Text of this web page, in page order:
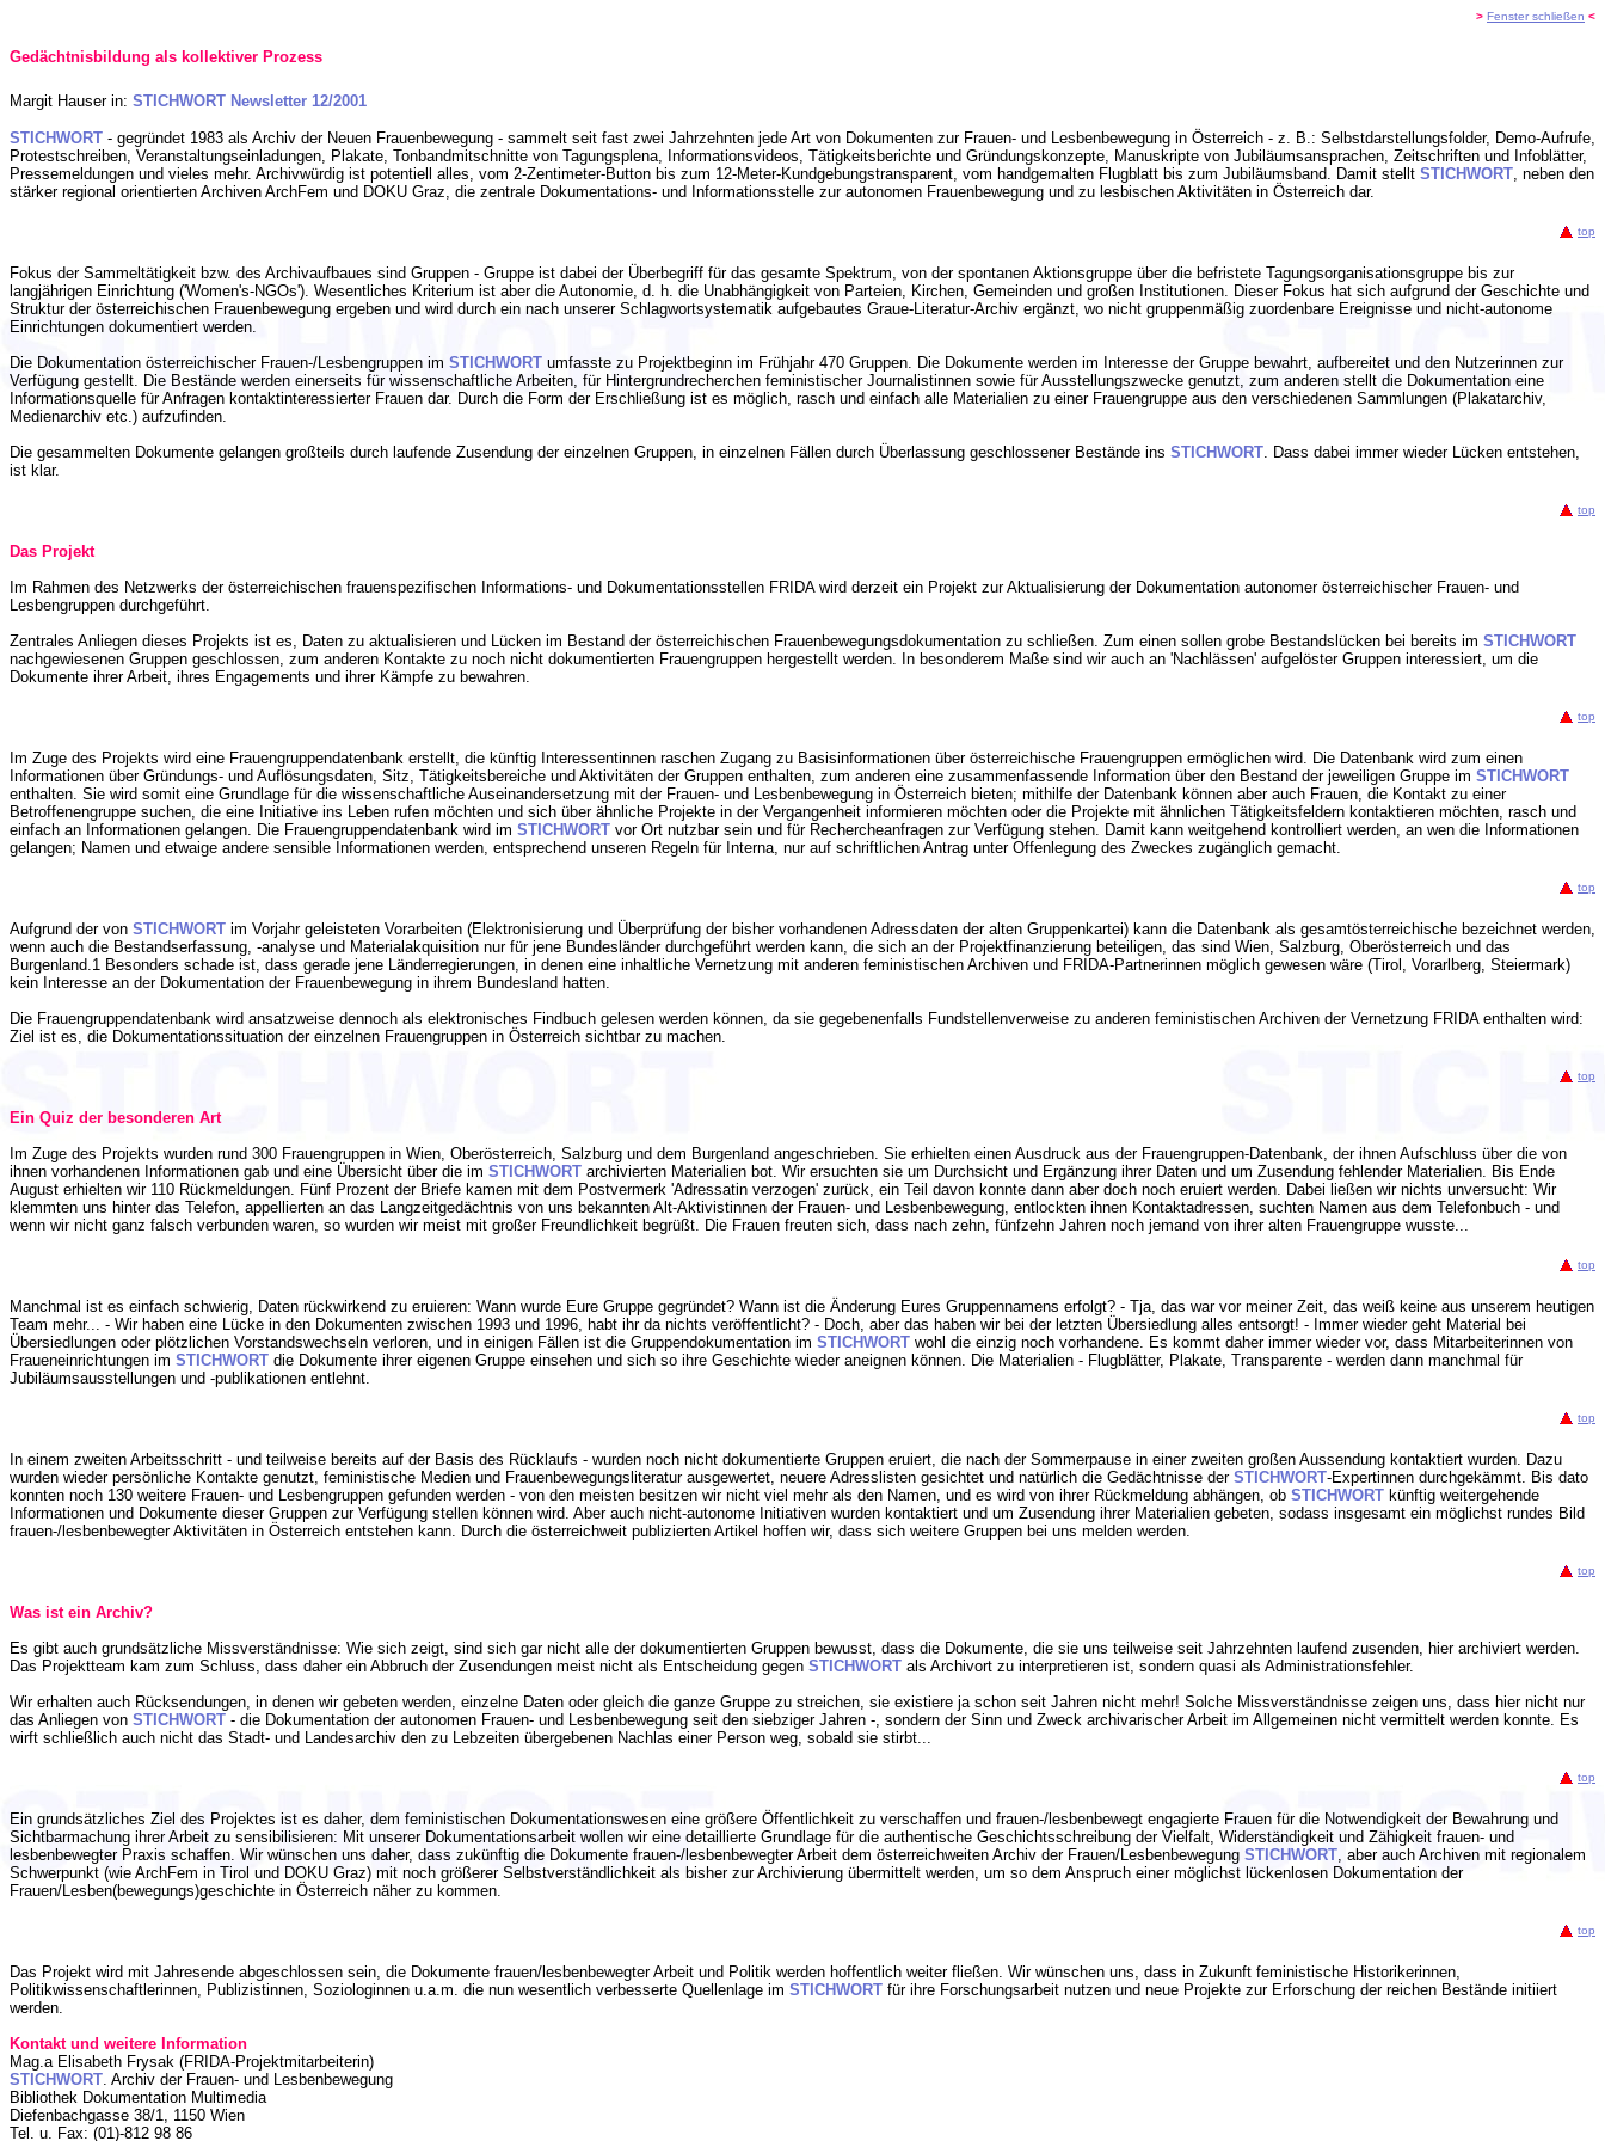
> Fenster schließen <
Gedächtnisbildung als kollektiver Prozess
Margit Hauser in: STICHWORT Newsletter 12/2001
STICHWORT - gegründet 1983 als Archiv der Neuen Frauenbewegung - sammelt seit fast zwei Jahrzehnten jede Art von Dokumenten zur Frauen- und Lesbenbewegung in Österreich - z. B.: Selbstdarstellungsfolder, Demo-Aufrufe,
Protestschreiben, Veranstaltungseinladungen, Plakate, Tonbandmitschnitte von Tagungsplena, Informationsvideos, Tätigkeitsberichte und Gründungskonzepte, Manuskripte von Jubiläumsansprachen, Zeitschriften und Infoblätter,
Pressemeldungen und vieles mehr. Archivwürdig ist potentiell alles, vom 2-Zentimeter-Button bis zum 12-Meter-Kundgebungstransparent, vom handgemalten Flugblatt bis zum Jubiläumsband. Damit stellt STICHWORT , neben den
stärker regional orientierten Archiven ArchFem und DOKU Graz, die zentrale Dokumentations- und Informationsstelle zur autonomen Frauenbewegung und zu lesbischen Aktivitäten in Österreich dar.
top
Fokus der Sammeltätigkeit bzw. des Archivaufbaues sind Gruppen - Gruppe ist dabei der Überbegriff für das gesamte Spektrum, von der spontanen Aktionsgruppe über die befristete Tagungsorganisationsgruppe bis zur
langjährigen Einrichtung ('Women's-NGOs'). Wesentliches Kriterium ist aber die Autonomie, d. h. die Unabhängigkeit von Parteien, Kirchen, Gemeinden und großen Institutionen. Dieser Fokus hat sich aufgrund der Geschichte und
Struktur der österreichischen Frauenbewegung ergeben und wird durch ein nach unserer Schlagwortsystematik aufgebautes Graue-Literatur-Archiv ergänzt, wo nicht gruppenmäßig zuordenbare Ereignisse und nicht-autonome
Einrichtungen dokumentiert werden.
Die Dokumentation österreichischer Frauen-/Lesbengruppen im STICHWORT umfasste zu Projektbeginn im Frühjahr 470 Gruppen. Die Dokumente werden im Interesse der Gruppe bewahrt, aufbereitet und den Nutzerinnen zur
Verfügung gestellt. Die Bestände werden einerseits für wissenschaftliche Arbeiten, für Hintergrundrecherchen feministischer Journalistinnen sowie für Ausstellungszwecke genutzt, zum anderen stellt die Dokumentation eine
Informationsquelle für Anfragen kontaktinteressierter Frauen dar. Durch die Form der Erschließung ist es möglich, rasch und einfach alle Materialien zu einer Frauengruppe aus den verschiedenen Sammlungen (Plakatarchiv,
Medienarchiv etc.) aufzufinden.
Die gesammelten Dokumente gelangen großteils durch laufende Zusendung der einzelnen Gruppen, in einzelnen Fällen durch Überlassung geschlossener Bestände ins STICHWORT . Dass dabei immer wieder Lücken entstehen,
ist klar.
top
Das Projekt
Im Rahmen des Netzwerks der österreichischen frauenspezifischen Informations- und Dokumentationsstellen FRIDA wird derzeit ein Projekt zur Aktualisierung der Dokumentation autonomer österreichischer Frauen- und
Lesbengruppen durchgeführt.
Zentrales Anliegen dieses Projekts ist es, Daten zu aktualisieren und Lücken im Bestand der österreichischen Frauenbewegungsdokumentation zu schließen. Zum einen sollen grobe Bestandslücken bei bereits im STICHWORT
nachgewiesenen Gruppen geschlossen, zum anderen Kontakte zu noch nicht dokumentierten Frauengruppen hergestellt werden. In besonderem Maße sind wir auch an 'Nachlässen' aufgelöster Gruppen interessiert, um die
Dokumente ihrer Arbeit, ihres Engagements und ihrer Kämpfe zu bewahren.
top
Im Zuge des Projekts wird eine Frauengruppendatenbank erstellt, die künftig Interessentinnen raschen Zugang zu Basisinformationen über österreichische Frauengruppen ermöglichen wird. Die Datenbank wird zum einen
Informationen über Gründungs- und Auflösungsdaten, Sitz, Tätigkeitsbereiche und Aktivitäten der Gruppen enthalten, zum anderen eine zusammenfassende Information über den Bestand der jeweiligen Gruppe im STICHWORT
enthalten. Sie wird somit eine Grundlage für die wissenschaftliche Auseinandersetzung mit der Frauen- und Lesbenbewegung in Österreich bieten; mithilfe der Datenbank können aber auch Frauen, die Kontakt zu einer
Betroffenengruppe suchen, die eine Initiative ins Leben rufen möchten und sich über ähnliche Projekte in der Vergangenheit informieren möchten oder die Projekte mit ähnlichen Tätigkeitsfeldern kontaktieren möchten, rasch und
einfach an Informationen gelangen. Die Frauengruppendatenbank wird im STICHWORT vor Ort nutzbar sein und für Rechercheanfragen zur Verfügung stehen. Damit kann weitgehend kontrolliert werden, an wen die Informationen
gelangen; Namen und etwaige andere sensible Informationen werden, entsprechend unseren Regeln für Interna, nur auf schriftlichen Antrag unter Offenlegung des Zweckes zugänglich gemacht.
top
Aufgrund der von STICHWORT im Vorjahr geleisteten Vorarbeiten (Elektronisierung und Überprüfung der bisher vorhandenen Adressdaten der alten Gruppenkartei) kann die Datenbank als gesamtösterreichische bezeichnet werden,
wenn auch die Bestandserfassung, -analyse und Materialakquisition nur für jene Bundesländer durchgeführt werden kann, die sich an der Projektfinanzierung beteiligen, das sind Wien, Salzburg, Oberösterreich und das
Burgenland.1 Besonders schade ist, dass gerade jene Länderregierungen, in denen eine inhaltliche Vernetzung mit anderen feministischen Archiven und FRIDA-Partnerinnen möglich gewesen wäre (Tirol, Vorarlberg, Steiermark)
kein Interesse an der Dokumentation der Frauenbewegung in ihrem Bundesland hatten.
Die Frauengruppendatenbank wird ansatzweise dennoch als elektronisches Findbuch gelesen werden können, da sie gegebenenfalls Fundstellenverweise zu anderen feministischen Archiven der Vernetzung FRIDA enthalten wird:
Ziel ist es, die Dokumentationssituation der einzelnen Frauengruppen in Österreich sichtbar zu machen.
top
Ein Quiz der besonderen Art
Im Zuge des Projekts wurden rund 300 Frauengruppen in Wien, Oberösterreich, Salzburg und dem Burgenland angeschrieben. Sie erhielten einen Ausdruck aus der Frauengruppen-Datenbank, der ihnen Aufschluss über die von
ihnen vorhandenen Informationen gab und eine Übersicht über die im STICHWORT archivierten Materialien bot. Wir ersuchten sie um Durchsicht und Ergänzung ihrer Daten und um Zusendung fehlender Materialien. Bis Ende
August erhielten wir 110 Rückmeldungen. Fünf Prozent der Briefe kamen mit dem Postvermerk 'Adressatin verzogen' zurück, ein Teil davon konnte dann aber doch noch eruiert werden. Dabei ließen wir nichts unversucht: Wir
klemmten uns hinter das Telefon, appellierten an das Langzeitgedächtnis von uns bekannten Alt-Aktivistinnen der Frauen- und Lesbenbewegung, entlockten ihnen Kontaktadressen, suchten Namen aus dem Telefonbuch - und
wenn wir nicht ganz falsch verbunden waren, so wurden wir meist mit großer Freundlichkeit begrüßt. Die Frauen freuten sich, dass nach zehn, fünfzehn Jahren noch jemand von ihrer alten Frauengruppe wusste...
top
Manchmal ist es einfach schwierig, Daten rückwirkend zu eruieren: Wann wurde Eure Gruppe gegründet? Wann ist die Änderung Eures Gruppennamens erfolgt? - Tja, das war vor meiner Zeit, das weiß keine aus unserem heutigen
Team mehr... - Wir haben eine Lücke in den Dokumenten zwischen 1993 und 1996, habt ihr da nichts veröffentlicht? - Doch, aber das haben wir bei der letzten Übersiedlung alles entsorgt! - Immer wieder geht Material bei
Übersiedlungen oder plötzlichen Vorstandswechseln verloren, und in einigen Fällen ist die Gruppendokumentation im STICHWORT wohl die einzig noch vorhandene. Es kommt daher immer wieder vor, dass Mitarbeiterinnen von
Fraueneinrichtungen im STICHWORT die Dokumente ihrer eigenen Gruppe einsehen und sich so ihre Geschichte wieder aneignen können. Die Materialien - Flugblätter, Plakate, Transparente - werden dann manchmal für
Jubiläumsausstellungen und -publikationen entlehnt.
top
In einem zweiten Arbeitsschritt - und teilweise bereits auf der Basis des Rücklaufs - wurden noch nicht dokumentierte Gruppen eruiert, die nach der Sommerpause in einer zweiten großen Aussendung kontaktiert wurden. Dazu
wurden wieder persönliche Kontakte genutzt, feministische Medien und Frauenbewegungsliteratur ausgewertet, neuere Adresslisten gesichtet und natürlich die Gedächtnisse der STICHWORT-Expertinnen durchgekämmt. Bis dato
konnten noch 130 weitere Frauen- und Lesbengruppen gefunden werden - von den meisten besitzen wir nicht viel mehr als den Namen, und es wird von ihrer Rückmeldung abhängen, ob STICHWORT künftig weitergehende
Informationen und Dokumente dieser Gruppen zur Verfügung stellen können wird. Aber auch nicht-autonome Initiativen wurden kontaktiert und um Zusendung ihrer Materialien gebeten, sodass insgesamt ein möglichst rundes Bild
frauen-/lesbenbewegter Aktivitäten in Österreich entstehen kann. Durch die österreichweit publizierten Artikel hoffen wir, dass sich weitere Gruppen bei uns melden werden.
top
Was ist ein Archiv?
Es gibt auch grundsätzliche Missverständnisse: Wie sich zeigt, sind sich gar nicht alle der dokumentierten Gruppen bewusst, dass die Dokumente, die sie uns teilweise seit Jahrzehnten laufend zusenden, hier archiviert werden.
Das Projektteam kam zum Schluss, dass daher ein Abbruch der Zusendungen meist nicht als Entscheidung gegen STICHWORT als Archivort zu interpretieren ist, sondern quasi als Administrationsfehler.
Wir erhalten auch Rücksendungen, in denen wir gebeten werden, einzelne Daten oder gleich die ganze Gruppe zu streichen, sie existiere ja schon seit Jahren nicht mehr! Solche Missverständnisse zeigen uns, dass hier nicht nur
das Anliegen von STICHWORT - die Dokumentation der autonomen Frauen- und Lesbenbewegung seit den siebziger Jahren -, sondern der Sinn und Zweck archivarischer Arbeit im Allgemeinen nicht vermittelt werden konnte. Es
wirft schließlich auch nicht das Stadt- und Landesarchiv den zu Lebzeiten übergebenen Nachlas einer Person weg, sobald sie stirbt...
top
Ein grundsätzliches Ziel des Projektes ist es daher, dem feministischen Dokumentationswesen eine größere Öffentlichkeit zu verschaffen und frauen-/lesbenbewegt engagierte Frauen für die Notwendigkeit der Bewahrung und
Sichtbarmachung ihrer Arbeit zu sensibilisieren: Mit unserer Dokumentationsarbeit wollen wir eine detaillierte Grundlage für die authentische Geschichtsschreibung der Vielfalt, Widerständigkeit und Zähigkeit frauen- und
lesbenbewegter Praxis schaffen. Wir wünschen uns daher, dass zukünftig die Dokumente frauen-/lesbenbewegter Arbeit dem österreichweiten Archiv der Frauen/Lesbenbewegung STICHWORT , aber auch Archiven mit regionalem
Schwerpunkt (wie ArchFem in Tirol und DOKU Graz) mit noch größerer Selbstverständlichkeit als bisher zur Archivierung übermittelt werden, um so dem Anspruch einer möglichst lückenlosen Dokumentation der
Frauen/Lesben(bewegungs)geschichte in Österreich näher zu kommen.
top
Das Projekt wird mit Jahresende abgeschlossen sein, die Dokumente frauen/lesbenbewegter Arbeit und Politik werden hoffentlich weiter fließen. Wir wünschen uns, dass in Zukunft feministische Historikerinnen,
Politikwissenschaftlerinnen, Publizistinnen, Soziologinnen u.a.m. die nun wesentlich verbesserte Quellenlage im STICHWORT für ihre Forschungsarbeit nutzen und neue Projekte zur Erforschung der reichen Bestände initiiert
werden.
Kontakt und weitere Information
Mag.a Elisabeth Frysak (FRIDA-Projektmitarbeiterin)
STICHWORT . Archiv der Frauen- und Lesbenbewegung
Bibliothek Dokumentation Multimedia
Diefenbachgasse 38/1, 1150 Wien
Tel. u. Fax: (01)-812 98 86